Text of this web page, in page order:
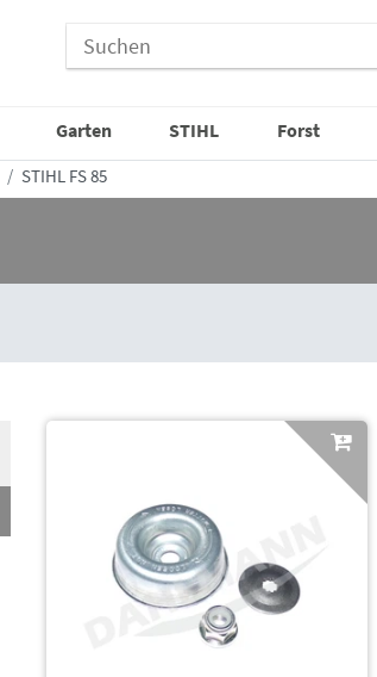
Garten STIHL Forst
STIHL FS 85